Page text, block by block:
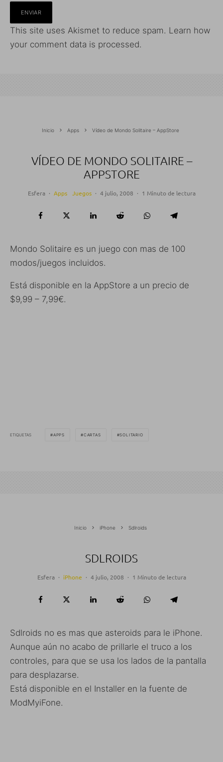
This site uses Akismet to reduce spam. Learn how
your comment data is processed.
Inicio Apps Vídeo de Mondo Solitaire – AppStore
VÍDEO DE MONDO SOLITAIRE –
APPSTORE
Esfera · Apps Juegos · 4 julio, 2008 · 1 Minuto de lectura
Mondo Solitaire es un juego con mas de 100
modos/juegos incluidos.
Está disponible en la AppStore a un precio de
$9,99 – 7,99€.
ETIQUETAS APPS CARTAS SOLITARIO
Inicio iPhone Sdlroids
SDLROIDS
Esfera · iPhone · 4 julio, 2008 · 1 Minuto de lectura
Sdlroids no es mas que asteroids para le iPhone.
Aunque aún no acabo de prillarle el truco a los
controles, para que se usa los lados de la pantalla
para desplazarse.
Está disponible en el Installer en la fuente de
ModMyiFone.